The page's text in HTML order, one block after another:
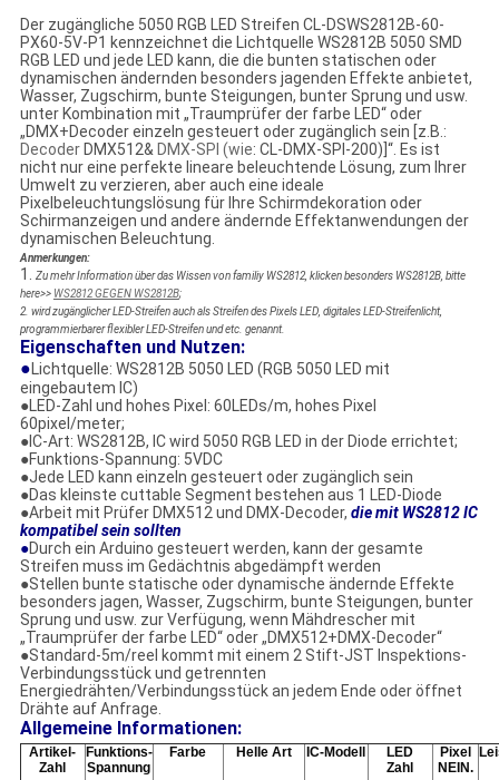
Der zugängliche 5050 RGB LED Streifen CL-DSWS2812B-60-
PX60-5V-P1 kennzeichnet die Lichtquelle WS2812B 5050 SMD
RGB LED und jede LED kann, die die bunten statischen oder
dynamischen ändernden besonders jagenden Effekte anbietet,
Wasser, Zugschirm, bunte Steigungen, bunter Sprung und usw.
unter Kombination mit „Traumprüfer der farbe LED“ oder
„DMX+Decoder einzeln gesteuert oder zugänglich sein [z.B.:
DecoderDMX512& DMX-SPI (wie: CL-DMX-SPI-200)]“. Es ist
nicht nur eine perfekte lineare beleuchtende Lösung, zum Ihrer
Umwelt zu verzieren, aber auch eine ideale
Pixelbeleuchtungslösung für Ihre Schirmdekoration oder
Schirmanzeigen und andere ändernde Effektanwendungen der
dynamischen Beleuchtung.
Anmerkungen:
1. Zu mehr Information über das Wissen von familiy WS2812, klicken besonders WS2812B, bitte
here>> WS2812 GEGEN WS2812B;
2. wird zugänglicher LED-Streifen auch als Streifen des Pixels LED, digitales LED-Streifenlicht,
programmierbarer flexibler LED-Streifen und etc. genannt.
Eigenschaften und Nutzen:
●Lichtquelle: WS2812B 5050 LED (RGB 5050 LED mit
eingebautem IC)
●LED-Zahl und hohes Pixel: 60LEDs/m, hohes Pixel
60pixel/meter;
●IC-Art: WS2812B, IC wird 5050 RGB LED in der Diode errichtet;
●Funktions-Spannung: 5VDC
●Jede LED kann einzeln gesteuert oder zugänglich sein
●Das kleinste cuttable Segment bestehen aus 1 LED-Diode
●Arbeit mit Prüfer DMX512 und DMX-Decoder, die mit WS2812 IC
kompatibel sein sollten
●Durch ein Arduino gesteuert werden, kann der gesamte
Streifen muss im Gedächtnis abgedämpft werden
●Stellen bunte statische oder dynamische ändernde Effekte
besonders jagen, Wasser, Zugschirm, bunte Steigungen, bunter
Sprung und usw. zur Verfügung, wenn Mähdrescher mit
„Traumprüfer der farbe LED“ oder „DMX512+DMX-Decoder“
●Standard-5m/reel kommt mit einem 2 Stift-JST Inspektions-
Verbindungsstück und getrennten
Energiedrähten/Verbindungsstück an jedem Ende oder öffnet
Drähte auf Anfrage.
Allgemeine Informationen:
Artikel-
Zahl
Funktions-
Spannung
Farbe Helle Art IC-Modell
LED
Zahl
Pixel
NEIN.